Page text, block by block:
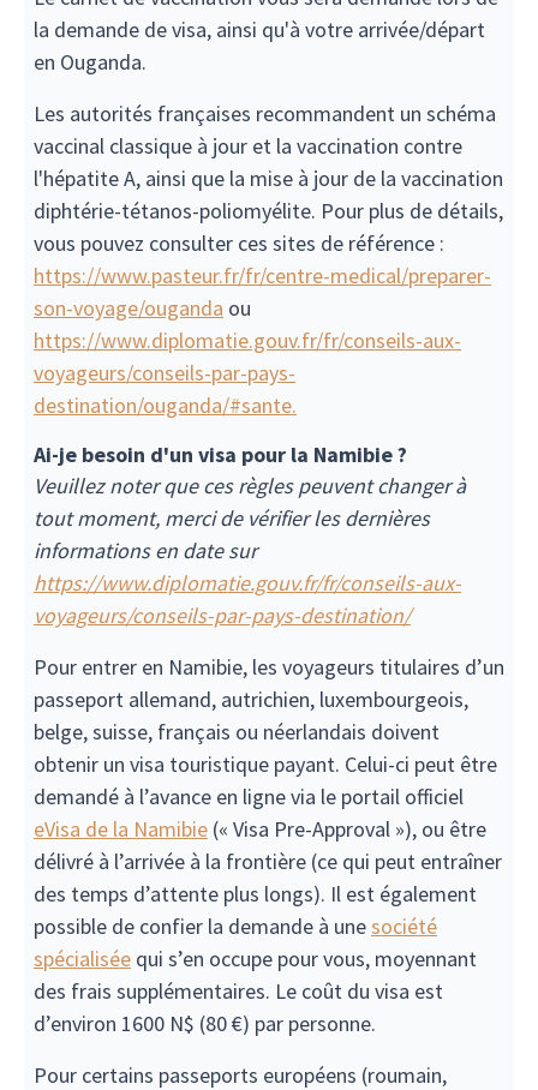
la demande de visa, ainsi qu'à votre arrivée/départ
en Ouganda.
Les autorités françaises recommandent un schéma
vaccinal classique à jour et la vaccination contre
l'hépatite A, ainsi que la mise à jour de la vaccination
diphtérie-tétanos-poliomyélite. Pour plus de détails,
vous pouvez consulter ces sites de référence :
https://www.pasteur.fr/fr/centre-medical/preparer-
son-voyage/ouganda ou
https://www.diplomatie.gouv.fr/fr/conseils-aux-
voyageurs/conseils-par-pays-
destination/ouganda/#sante.
Ai-je besoin d'un visa pour la Namibie ?
Veuillez noter que ces règles peuvent changer à
tout moment, merci de vérifier les dernières
informations en date sur
https://www.diplomatie.gouv.fr/fr/conseils-aux-
voyageurs/conseils-par-pays-destination/
Pour entrer en Namibie, les voyageurs titulaires d’un
passeport allemand, autrichien, luxembourgeois,
belge, suisse, français ou néerlandais doivent
obtenir un visa touristique payant. Celui-ci peut être
demandé à l’avance en ligne via le portail officiel
eVisa de la Namibie (« Visa Pre-Approval »), ou être
délivré à l’arrivée à la frontière (ce qui peut entraîner
des temps d’attente plus longs). Il est également
possible de confier la demande à unesociété
spécialisée qui s’en occupe pour vous, moyennant
des frais supplémentaires. Le coût du visa est
d’environ 1600 N$ (80 €) par personne.
Pour certains passeports européens (roumain,